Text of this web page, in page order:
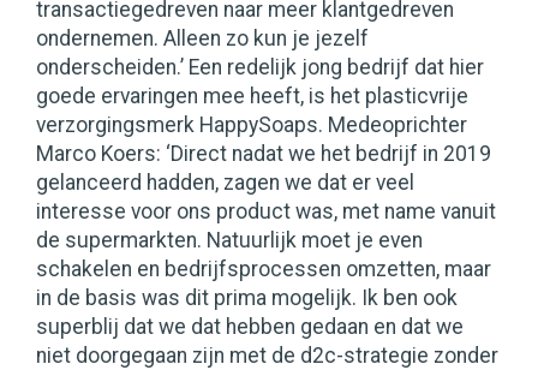
transactiegedreven naar meer klantgedreven
ondernemen. Alleen zo kun je jezelf
onderscheiden.’ Een redelijk jong bedrijf dat hier
goede ervaringen mee heeft, is het plasticvrije
verzorgingsmerk HappySoaps. Medeoprichter
Marco Koers: ‘Direct nadat we het bedrijf in 2019
gelanceerd hadden, zagen we dat er veel
interesse voor ons product was, met name vanuit
de supermarkten. Natuurlijk moet je even
schakelen en bedrijfsprocessen omzetten, maar
in de basis was dit prima mogelijk. Ik ben ook
superblij dat we dat hebben gedaan en dat we
niet doorgegaan zijn met de d2c-strategie zonder